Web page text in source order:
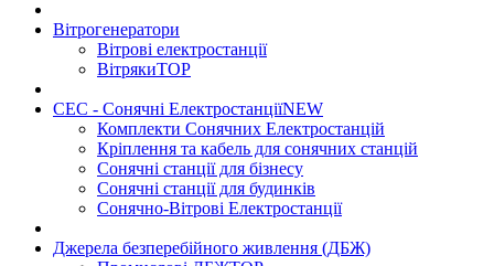
Вітрогенератори
Вітрові електростанції
ВітрякиTOP
СЕС - Сонячні ЕлектростанціїNEW
Комплекти Сонячних Електростанцій
Кріплення та кабель для сонячних станцій
Сонячні станції для бізнесу
Сонячні станції для будинків
Сонячно-Вітрові Електростанції
Джерела безперебійного живлення (ДБЖ)